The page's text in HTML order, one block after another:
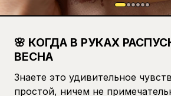
🌸 КОГДА В РУКАХ
ВЕСНА
Знаете это удивительное
простой, ничем не